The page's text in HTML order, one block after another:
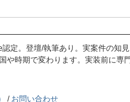
定。登壇/執筆あり。実案件の知
時期で変わります。実装前に専
/ お問い合わせ